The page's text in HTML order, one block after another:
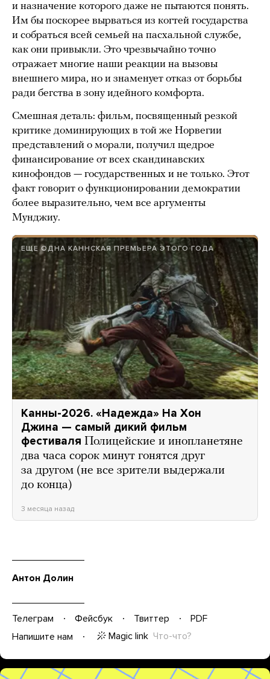
и назначение которого даже не пытаются понять.
Им бы поскорее вырваться из когтей государства
и собраться всей семьей на пасхальной службе,
как они привыкли. Это чрезвычайно точно
отражает многие наши реакции на вызовы
внешнего мира, но и знаменует отказ от борьбы
ради бегства в зону идейного комфорта.
Смешная деталь: фильм, посвященный резкой
критике доминирующих в той же Норвегии
представлений о морали, получил щедрое
финансирование от всех скандинавских
кинофондов — государственных и не только. Этот
факт говорит о функционировании демократии
более выразительно, чем все аргументы
Мунджиу.
ЕЩЕ ОДНА КАННСКАЯ ПРЕМЬЕРА ЭТОГО ГОДА
Канны-2026. «Надежда» На Хон
Джина — самый дикий фильм
фестиваля Полицейские и инопланетяне
два часа сорок минут гонятся друг
за другом (не все зрители выдержали
до конца)
3 месяца назад
Антон Долин
Телеграм Фейсбук Твиттер
PDF
Напишите нам
Magic link Что-что?